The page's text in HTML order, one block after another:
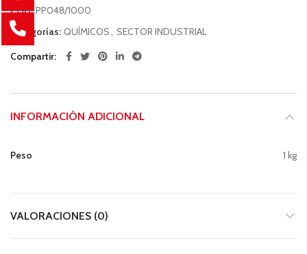
COD:PP048/1000
Categorías: QUÍMICOS, SECTOR INDUSTRIAL
Compartir
INFORMACIÓN ADICIONAL
Peso 1 kg
VALORACIONES (0)